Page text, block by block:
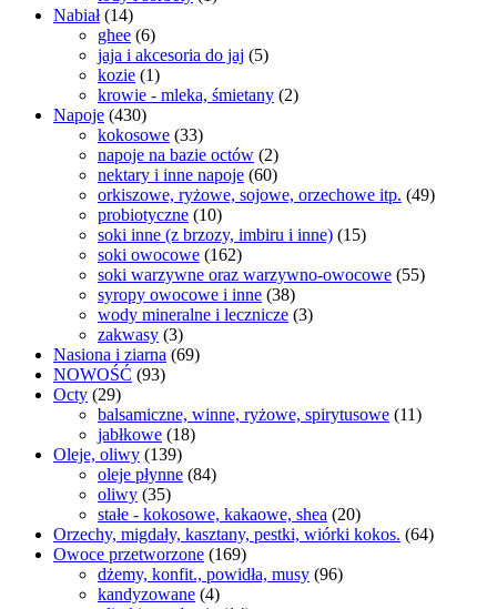
Nabiał (14)
ghee (6)
jaja i akcesoria do jaj (5)
kozie (1)
krowie - mleka, śmietany (2)
Napoje (430)
kokosowe (33)
napoje na bazie octów (2)
nektary i inne napoje (60)
orkiszowe, ryżowe, sojowe, orzechowe itp. (49)
probiotyczne (10)
soki inne (z brzozy, imbiru i inne) (15)
soki owocowe (162)
soki warzywne oraz warzywno-owocowe (55)
syropy owocowe i inne (38)
wody mineralne i lecznicze (3)
zakwasy (3)
Nasiona i ziarna (69)
NOWOŚĆ (93)
Octy (29)
balsamiczne, winne, ryżowe, spirytusowe (11)
jabłkowe (18)
Oleje, oliwy (139)
oleje płynne (84)
oliwy (35)
stałe - kokosowe, kakaowe, shea (20)
Orzechy, migdały, kasztany, pestki, wiórki kokos. (64)
Owoce przetworzone (169)
dżemy, konfit., powidła, musy (96)
kandyzowane (4)